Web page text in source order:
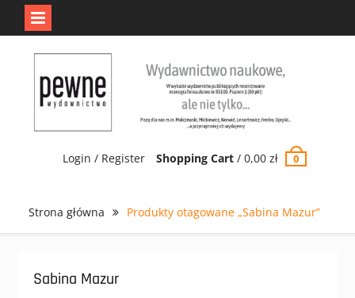
Login / Register Shopping Cart /0,00zł 0
Strona główna Produkty otagowane „Sabina Mazur”
Sabina Mazur